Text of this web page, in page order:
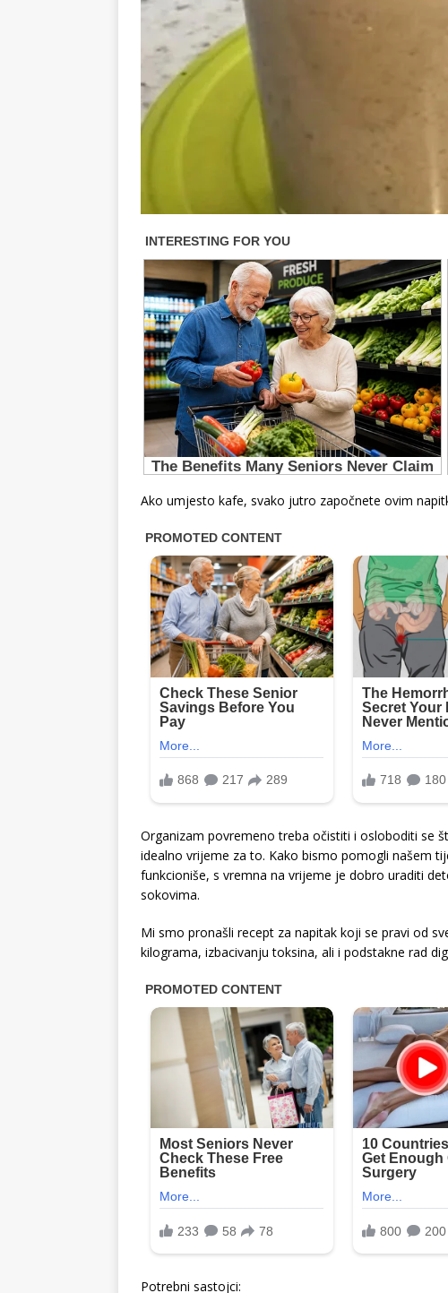
Ako umjesto kafe, svako jutro započnete ovim
Organizam povremeno treba očistiti i osloboditi se
idealno vrijeme za to. Kako bismo pomogli našem
funkcioniše, s vremna na vrijeme je dobro uraditi
sokovima.
Mi smo pronašli recept za napitak koji se pravi od
kilograma, izbacivanju toksina, ali i podstakne rad
Potrebni sastojci: